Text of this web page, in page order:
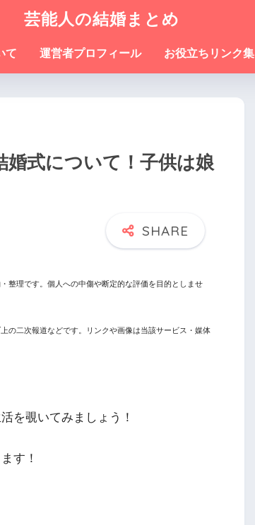
芸能人の結婚まとめ
て 運営者プロフィール お役立ちリンク集
婚式について！子供は娘
整理です。個人への中傷や断定的な評価を目的としませ
の二次報道などです。リンクや画像は当該サービス・媒体
を覗いてみましょう！
す！